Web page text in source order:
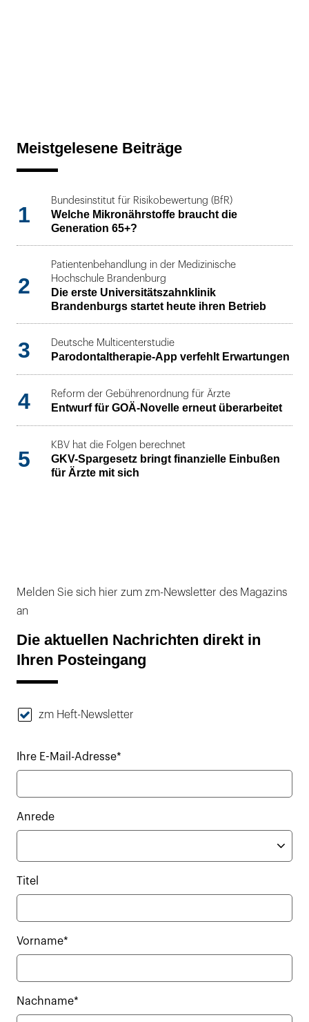
Meistgelesene Beiträge
1
Bundesinstitut für Risikobewertung (BfR)
Welche Mikronährstoffe braucht die
Generation 65+?
2
Patientenbehandlung in der Medizinische
Hochschule Brandenburg
Die erste Universitätszahnklinik
Brandenburgs startet heute ihren Betrieb
3 Deutsche Multicenterstudie
Parodontaltherapie-App verfehlt Erwartungen
4 Reform der Gebührenordnung für Ärzte
Entwurf für GOÄ-Novelle erneut überarbeitet
5
KBV hat die Folgen berechnet
GKV-Spargesetz bringt finanzielle Einbußen
für Ärzte mit sich
Melden Sie sich hier zum zm-Newsletter des Magazins
an
Die aktuellen Nachrichten direkt in
Ihren Posteingang
zm Heft-Newsletter
Ihre E-Mail-Adresse*
Anrede
Titel
Vorname*
Nachname*